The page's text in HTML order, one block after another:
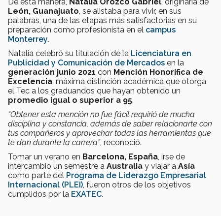
León, Guanajuato , se alistaba para vivir, en sus
palabras, una de las etapas más satisfactorias en su
preparación como profesionista en el campus
Monterrey.
Natalia celebró su titulación de la Licenciatura en
Publicidad y Comunicación de Mercados en la
generación junio 2021 con Mención Honorífica de
Excelencia , máxima distinción académica que otorga
el Tec a los graduandos que hayan obtenido un
promedio igual o superior a 95.
“Obtener esta mención no fue fácil requirió de mucha
disciplina y constancia, además de saber relacionarte con
tus compañeros y aprovechar todas las herramientas que
te dan durante la carrera”, reconoció.
Tomar un verano en Barcelona, España , irse de
intercambio un semestre a Australia y viajar a Asía
como parte del Programa de Liderazgo Empresarial
Internacional (PLEI) , fueron otros de los objetivos
cumplidos por la EXATEC.